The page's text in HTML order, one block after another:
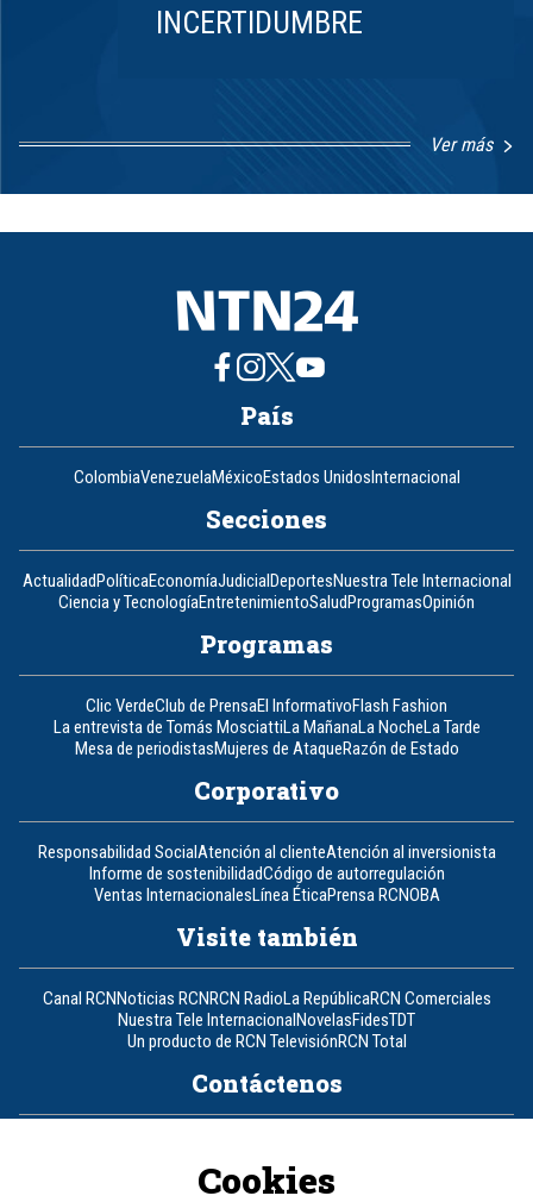
INCERTIDUMBRE
Ver más
8
País
ColombiaVenezuelaMéxicoEstados UnidosInternacional
Secciones
ActualidadPolíticaEconomíaJudicialDeportesNuestra Tele Internacional
Ciencia y TecnologíaEntretenimientoSaludProgramasOpinión
Programas
Clic VerdeClub de PrensaEl InformativoFlash Fashion
La entrevista de Tomás MosciattiLa MañanaLa NocheLa Tarde
Mesa de periodistasMujeres de AtaqueRazón de Estado
Corporativo
Responsabilidad SocialAtención al clienteAtención al inversionista
Informe de sostenibilidadCódigo de autorregulación
Ventas InternacionalesLínea ÉticaPrensa RCNOBA
Visite también
Canal RCNNoticias RCNRCN RadioLa RepúblicaRCN Comerciales
Nuestra Tele InternacionalNovelasFidesTDT
Un producto de RCN TelevisiónRCN Total
Contáctenos
Cookies